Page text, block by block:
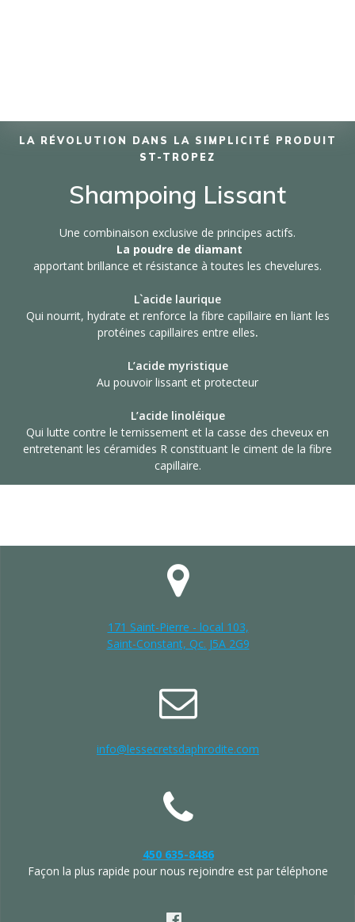
LA RÉVOLUTION DANS LA SIMPLICITÉ PRODUIT
ST-TROPEZ
Shampoing Lissant
Une combinaison exclusive de principes actifs.
La poudre de diamant
apportant brillance et résistance à toutes les chevelures.
L`acide laurique
Qui nourrit, hydrate et renforce la fibre capillaire en liant les
protéines capillaires entre elles.
L’acide myristique
Au pouvoir lissant et protecteur
L’acide linoléique
Qui lutte contre le ternissement et la casse des cheveux en
entretenant les céramides R constituant le ciment de la fibre
capillaire.
171 Saint-Pierre - local 103,
Saint-Constant, Qc. J5A 2G9
info@lessecretsdaphrodite.com
450 635-8486
Façon la plus rapide pour nous rejoindre est par téléphone